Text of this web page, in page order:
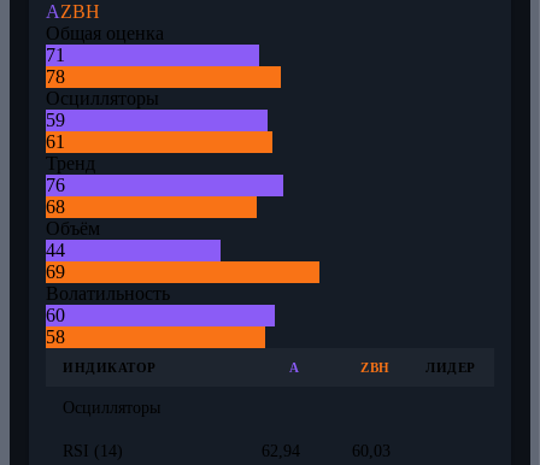
AZBH
Общая оценка
71
78
Осцилляторы
59
61
Тренд
76
68
Объём
44
69
Волатильность
60
58
ИНДИКАТОР A ZBH ЛИДЕР
Осцилляторы
RSI (14) 62,94 60,03